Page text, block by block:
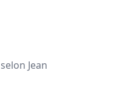
Jean